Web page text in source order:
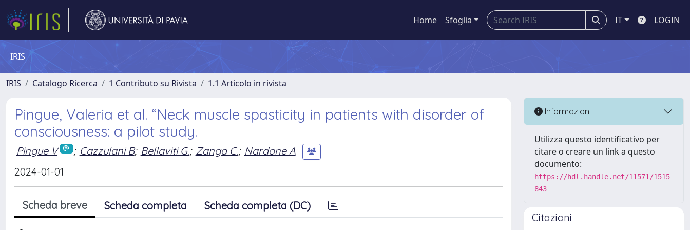
Home Sfoglia IT LOGIN
IRIS
IRIS Catalogo Ricerca 1 Contributo su Rivista 1.1 Articolo in rivista
Pingue, Valeria et al. “Neck muscle spasticity in patients with disorder of
consciousness: a pilot study.
Pingue V ; Cazzulani B; Bellaviti G.; Zanga C.; Nardone A
2024-01-01
Scheda breve Scheda completa Scheda completa (DC)
Informazioni
Utilizza questo identificativo per
citare o creare un link a questo
documento:
https://hdl.handle.net/11571/1515
843
Citazioni